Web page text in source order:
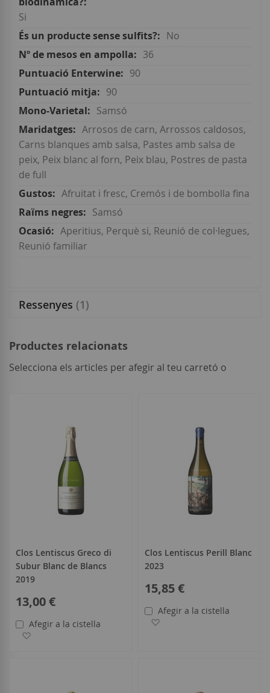
Si
No
36
90
90
Samsó
Arrosos de carn, Arrossos caldosos,
Carns blanques amb salsa, Pastes amb salsa de
peix, Peix blanc al forn, Peix blau, Postres de pasta
de full
Afruitat i fresc, Cremós i de bombolla fina
Samsó
Aperitius, Perquè si, Reunió de col·legues,
Reunió familiar
Ressenyes 1
Productes relacionats
Selecciona els articles per afegir al teu carretó o
Clos Lentiscus Greco di
Subur Blanc de Blancs
2019
13,00 €
Afegir a la cistella
Clos Lentiscus Perill Blanc
2023
15,85 €
Afegir a la cistella